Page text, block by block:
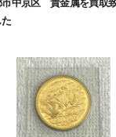
市中京区 貴金属を買取
た